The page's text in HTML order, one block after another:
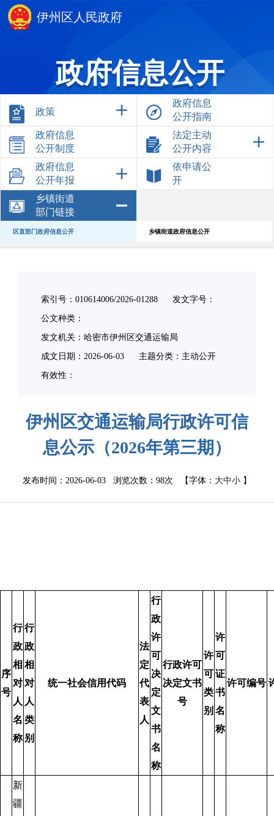
伊州区人民政府
政府信息公开
政策
政府信息
公开指南
政府信息
公开制度
法定主动
公开内容
政府信息
公开年报
依申请公
开
乡镇街道
部门链接
区直部门政府信息公开 乡镇街道政府信息公开
索引号：010614006/2026-01288 发文字号：
公文种类：
发文机关：哈密市伊州区交通运输局
成文日期： 2026-06-03 主题分类：主动公开
有效性：
伊州区交通运输局行政许可信
息公示（2026年第三期）
发布时间：2026-06-03 浏览次数： 98次 【字体： 大中小 】
序
号
行
政
相
对
人
名
称
行
政
相
对
人
类
别
统一社会信用代码
法
定
代
表
人
行
政
许
可
决
定
文
书
名
称
行政许可
决定文书
号
许
可
类
别
许
可
证
书
名
称
许可编号
新
疆